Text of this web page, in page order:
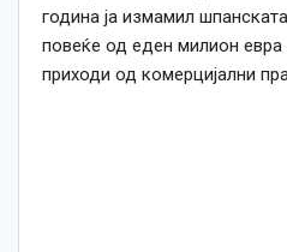
година ја измамил
повеќе од еден милион евра
приходи од комерцијални